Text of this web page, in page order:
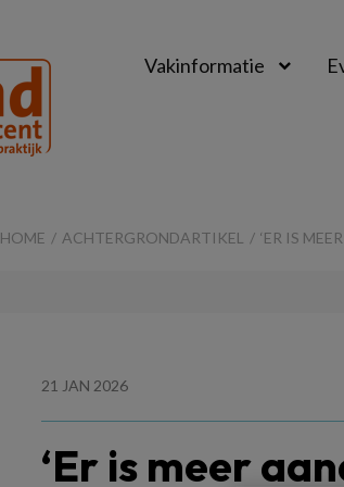
&
Vakinformatie
HOME ACHTERGRONDARTIKEL ‘ER IS
21 JAN 2026
‘Er is meer